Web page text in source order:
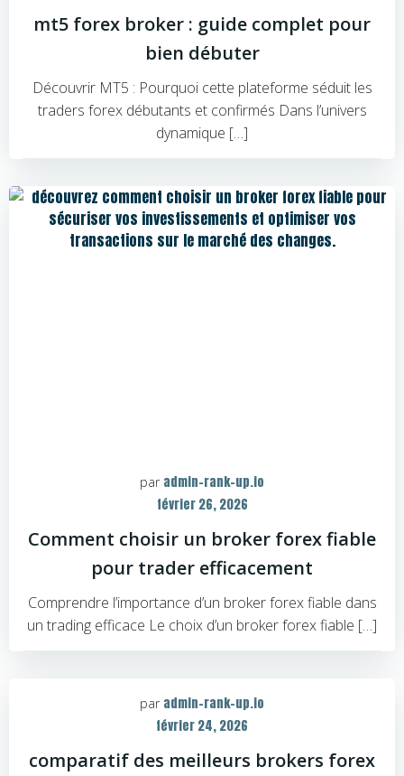
mt5 forex broker : guide complet pour
bien débuter
Découvrir MT5 : Pourquoi cette plateforme séduit les
traders forex débutants et confirmés Dans l’univers
dynamique […]
par admin-rank-up.io
février 26, 2026
Comment choisir un broker forex fiable
pour trader efficacement
Comprendre l’importance d’un broker forex fiable dans
un trading efficace Le choix d’un broker forex fiable […]
par admin-rank-up.io
février 24, 2026
comparatif des meilleurs brokers forex